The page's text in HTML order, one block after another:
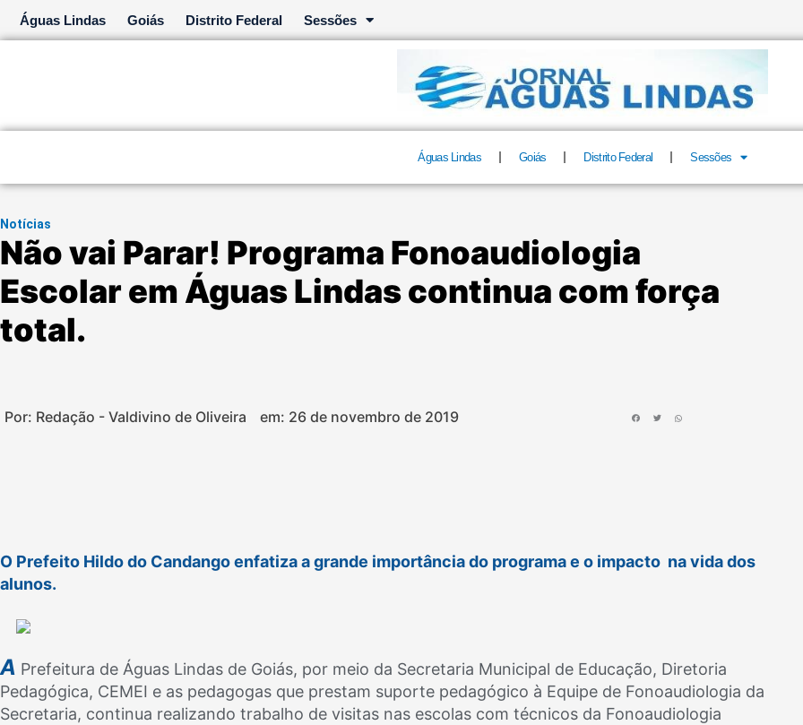
para
Águas Lindas Goiás Distrito Federal Sessões
Águas Lindas Goiás Distrito Federal Sessões
Notícias
Não vai Parar! Programa Fonoaudiologia
Escolar em Águas Lindas continua com força
total.
Por: Redação - Valdivino de Oliveira em: 26 de novembro de 2019
O Prefeito Hildo do Candango enfatiza a grande importância do programa e o impacto na vida dos
alunos.
A Prefeitura de Águas Lindas de Goiás, por meio da Secretaria Municipal de Educação, Diretoria
Pedagógica, CEMEI e as pedagogas que prestam suporte pedagógico à Equipe de Fonoaudiologia da
Secretaria, continua realizando trabalho de visitas nas escolas com técnicos da Fonoaudiologia